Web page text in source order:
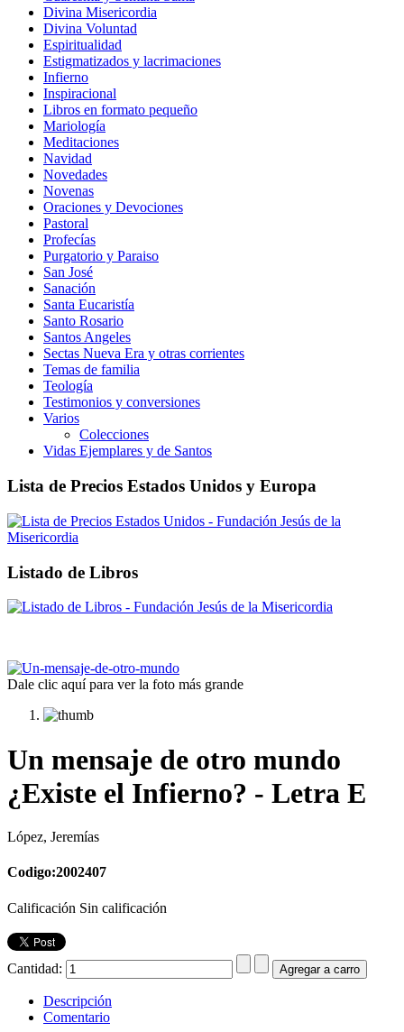
Divina Misericordia
Divina Voluntad
Espiritualidad
Estigmatizados y lacrimaciones
Infierno
Inspiracional
Libros en formato pequeño
Mariología
Meditaciones
Navidad
Novedades
Novenas
Oraciones y Devociones
Pastoral
Profecías
Purgatorio y Paraiso
San José
Sanación
Santa Eucaristía
Santo Rosario
Santos Angeles
Sectas Nueva Era y otras corrientes
Temas de familia
Teología
Testimonios y conversiones
Varios
Colecciones
Vidas Ejemplares y de Santos
Lista de Precios Estados Unidos y Europa
Listado de Libros
Dale clic aquí para ver la foto más grande
Un mensaje de otro mundo
¿Existe el Infierno? - Letra E
López, Jeremías
Codigo:2002407
Calificación Sin calificación
Cantidad:
Descripción
Comentario